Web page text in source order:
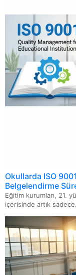
ISO 20000
ISO 22716
Okullarda ISO
Belgelendirme
Eğitim kurumları, 21.
içerisinde artık